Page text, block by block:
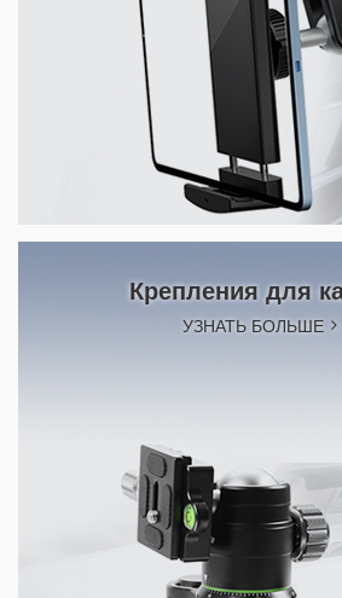
Крепления для
УЗНАТЬ БОЛЬШЕ